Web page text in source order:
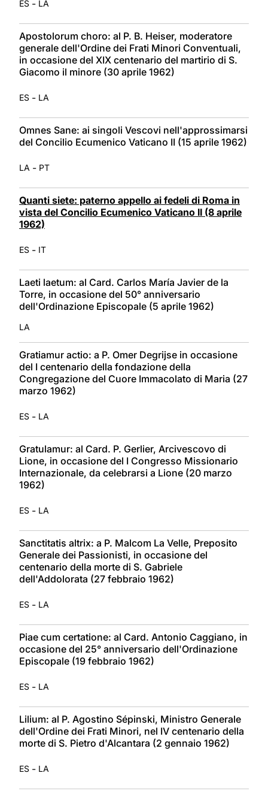
ES - LA
Apostolorum choro: al P. B. Heiser, moderatore
generale dell'Ordine dei Frati Minori Conventuali,
in occasione del XIX centenario del martirio di S.
Giacomo il minore (30 aprile 1962)
ES - LA
Omnes Sane: ai singoli Vescovi nell'approssimarsi
del Concilio Ecumenico Vaticano II (15 aprile 1962)
LA - PT
Quanti siete: paterno appello ai fedeli di Roma in
vista del Concilio Ecumenico Vaticano II (8 aprile
1962)
ES - IT
Laeti laetum: al Card. Carlos María Javier de la
Torre, in occasione del 50° anniversario
dell'Ordinazione Episcopale (5 aprile 1962)
LA
Gratiamur actio: a P. Omer Degrijse in occasione
del I centenario della fondazione della
Congregazione del Cuore Immacolato di Maria (27
marzo 1962)
ES - LA
Gratulamur: al Card. P. Gerlier, Arcivescovo di
Lione, in occasione del I Congresso Missionario
Internazionale, da celebrarsi a Lione (20 marzo
1962)
ES - LA
Sanctitatis altrix: a P. Malcom La Velle, Preposito
Generale dei Passionisti, in occasione del
centenario della morte di S. Gabriele
dell'Addolorata (27 febbraio 1962)
ES - LA
Piae cum certatione: al Card. Antonio Caggiano, in
occasione del 25° anniversario dell'Ordinazione
Episcopale (19 febbraio 1962)
ES - LA
Lilium: al P. Agostino Sépinski, Ministro Generale
dell'Ordine dei Frati Minori, nel IV centenario della
morte di S. Pietro d'Alcantara (2 gennaio 1962)
ES - LA